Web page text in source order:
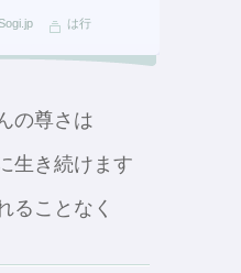
は行
の尊さは
生き続けます
ることなく